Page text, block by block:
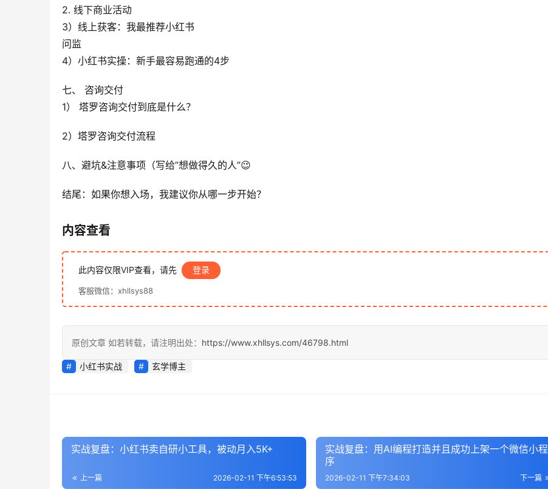
2. 线下商业活动
3）线上获客：我最推荐小红书
问监
4）小红书实操：新手最容易跑通的4步
七、 咨询交付
1） 塔罗咨询交付到底是什么？
2）塔罗咨询交付流程
八、避坑&注意事项（写给”想做得久的人”😉
结尾：如果你想入场，我建议你从哪一步开始？
内容查看
此内容仅限VIP查看，请先 登录
客服微信：xhllsys88
原创文章 如若转载，请注明出处： https://www.xhllsys.com/46798.html
小红书实战 玄学博主
实战复盘：小红书卖自研小工具，被动月入5K+
上一篇 2026-02-11 下午6:53:53
实战复盘：用AI编程打造并且成功上架一个微信小程
序
下一篇
2026-02-11 下午7:34:03